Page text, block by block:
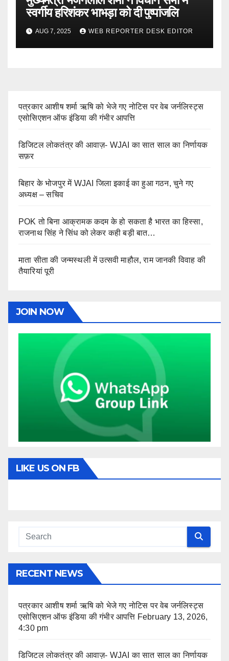
स्वर्गीय हरिशंकर भाभड़ा को दी पुष्पांजलि
AUG 7, 2025 WEB REPORTER DESK EDITOR
पत्रकार आशीष शर्मा ऋषि को भेजे गए नोटिस पर वेब जर्नलिस्ट्स
एसोसिएशन ऑफ इंडिया की गंभीर आपत्ति
डिजिटल लोकतंत्र की आवाज़- WJAI का सात साल का निर्णायक
सफ़र
बिहार के भोजपुर में WJAI जिला इकाई का हुआ गठन, चुने गए
अध्यक्ष – सचिव
POK तो बिना आक्रामक कदम के हो सकता है भारत का हिस्सा,
राजनाथ सिंह ने सिंध को लेकर कही बड़ी बात…
माता सीता की जन्मस्थली में उत्सवी माहौल, राम जानकी विवाह की
तैयारियां पूरी
JOIN NOW
LIKE US ON FB
RECENT NEWS
पत्रकार आशीष शर्मा ऋषि को भेजे गए नोटिस पर वेब जर्नलिस्ट्स
एसोसिएशन ऑफ इंडिया की गंभीर आपत्ति February 13, 2026,
4:30 pm
डिजिटल लोकतंत्र की आवाज़- WJAI का सात साल का निर्णायक